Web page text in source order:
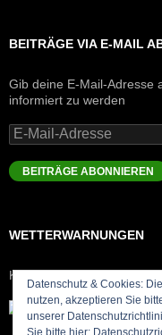
BEITRÄGE VIA E-MAIL
Gib deine E-Mail-Adresse
informiert zu werden
E-
Mail-
Adresse
BEITRÄGE ABONNIEREN
WETTERWARNUNGEN
Keine Meldungen
Datenschutz & Cookies:
nutzen, akzeptieren Sie
unserer
Sie bitte hier: